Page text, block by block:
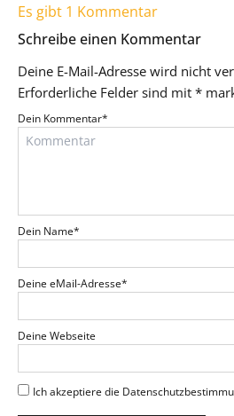
Es gibt 1 Kommentar
Schreibe einen Kommentar
Deine E-Mail-Adresse wird nicht
Erforderliche Felder sind mit *
Dein Kommentar*
Dein Name*
Deine eMail-Adresse*
Deine Webseite
Ich akzeptiere die